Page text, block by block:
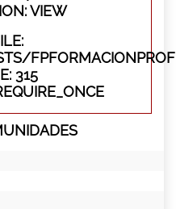
VIEW
315